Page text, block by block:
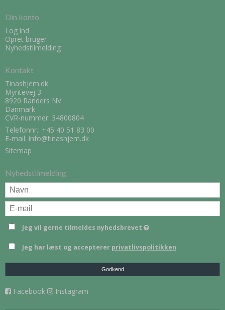
Din konto
Log ind
Opret bruger
Nyhedstilmelding
Kontakt
Tinashjem.dk
Myntevej 3
8920 Randers NV
Danmark
CVR-nummer: 34800804
Telefonnr.: +45 40 51 83 00
E-mail: info@tinashjem.dk
Sitemap
Nyhedstilmelding
Jeg vil gerne tilmeldes nyhedsbrevet
Jeg har læst og accepterer privatlivspolitikken
Godkend
Facebook Instagram